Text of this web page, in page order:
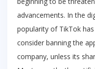
advancements. In the
popularity of TikTok
consider banning the
company, unless its